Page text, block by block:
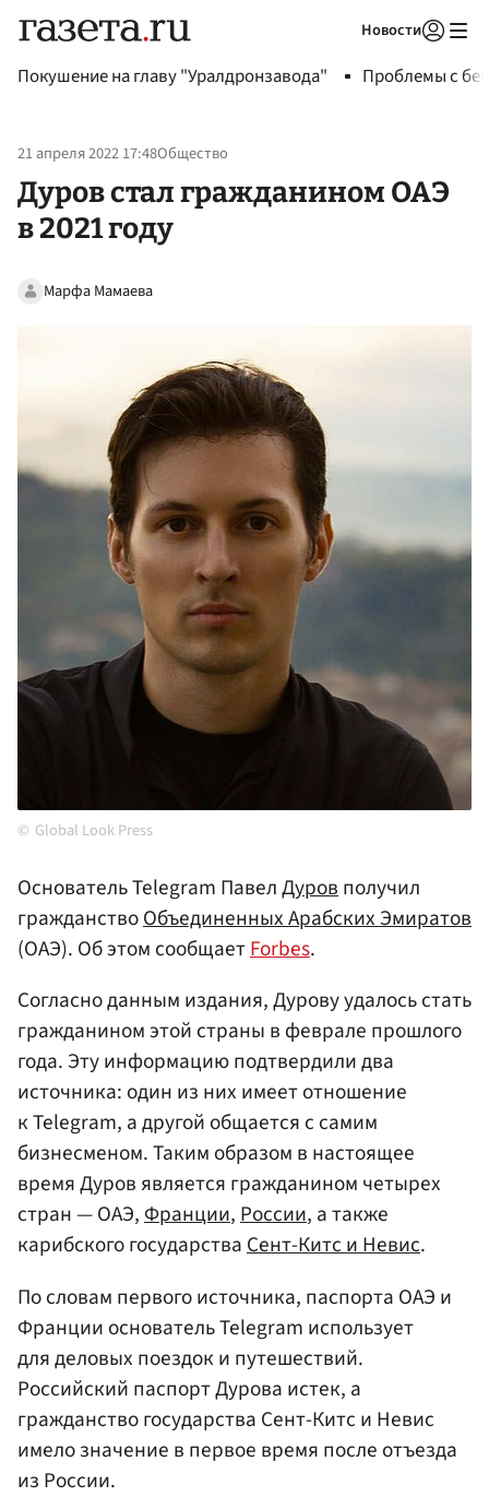
Новости
Покушение на главу "Уралдронзавода" Проблемы с
21 апреля 2022 17:48Общество
Дуров стал гражданином ОАЭ
в 2021 году
Марфа Мамаева
Global Look Press
Основатель Telegram ПавелДуровполучил
гражданствоОбъединенных Арабских Эмиратов
(ОАЭ). Об этом сообщаетForbes.
Согласно данным издания, Дурову удалось стать
гражданином этой страны в феврале прошлого
года. Эту информацию подтвердили два
источника: один из них имеет отношение
к Telegram, а другой общается с самим
бизнесменом. Таким образом в настоящее
время Дуров является гражданином четырех
стран — ОАЭ,Франции,России, а также
карибского государстваСент-Китс и Невис.
По словам первого источника, паспорта ОАЭ и
Франции основатель Telegram использует
для деловых поездок и путешествий.
Российский паспорт Дурова истек, а
гражданство государства Сент-Китс и Невис
имело значение в первое время после отъезда
из России.